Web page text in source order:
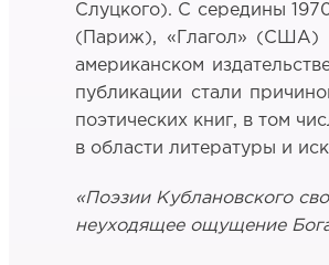
Слуцкого). С середины
(Париж), «Глагол» (США)
американском
публикации стали
поэтических книг, в том
в области литературы и
«Поэзии Кублановского
неуходящее ощущение